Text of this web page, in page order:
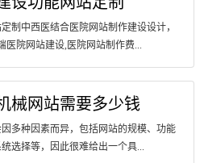
制中西医结合医院网站制作建设设计，
医院网站建设,医院网站制作费...
械网站需要多少钱
多种因素而异，包括网站的规模、功能
选择等，因此很难给出一个具...